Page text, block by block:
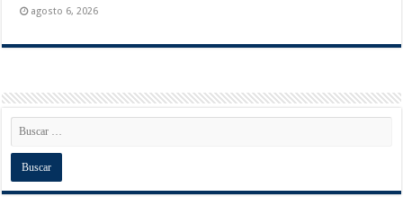
agosto 6, 2026